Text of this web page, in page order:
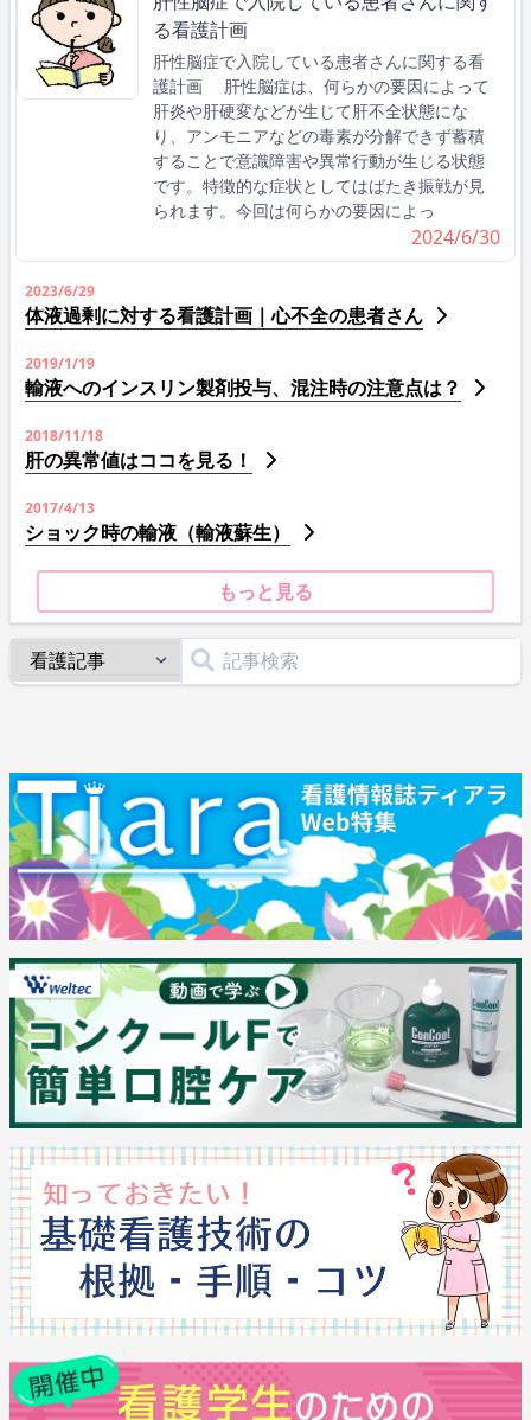
る看護計画
肝性脳症で入院している患者さんに関する看
護計画 肝性脳症は、何らかの要因によって
肝炎や肝硬変などが生じて肝不全状態にな
り、アンモニアなどの毒素が分解できず蓄積
することで意識障害や異常行動が生じる状態
です。特徴的な症状としてはばたき振戦が見
られます。今回は何らかの要因によっ
2024/6/30
2023/6/29
体液過剰に対する看護計画｜心不全の患者さん
2019/1/19
輸液へのインスリン製剤投与、混注時の注意点は？
2018/11/18
肝の異常値はココを見る！
2017/4/13
ショック時の輸液（輸液蘇生）
もっと見る